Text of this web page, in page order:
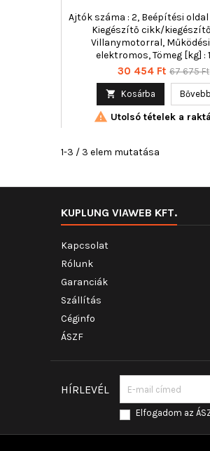
Ajtók száma : 2, Beépítési oldal
Kiegészítő cikk/
Villanymotorral, Működési
elektromos, Tömeg [kg] :
Ár
30 454 Ft Normál
67 675 Ft
 Kosárba
 Utolsó tételek a
1-3 / 3 elem mutatása
KUPLUNG VIAWEB KFT.
Kapcsolat
Rólunk
Garanciák
Szállítás
Céginfo
ÁSZF
HÍRLEVÉL
Elfogadom az